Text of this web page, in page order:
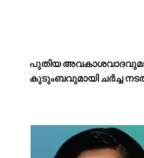
പുതിയ
കുടുംബവുമായി ച‍ർച്ച